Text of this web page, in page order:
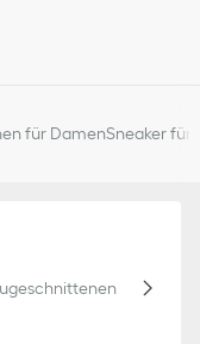
für DamenSneaker für